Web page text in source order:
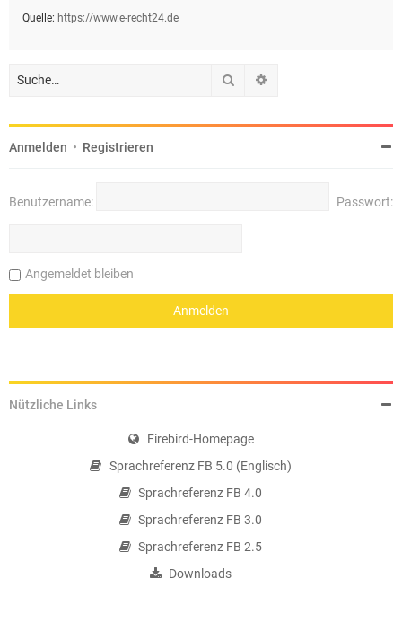
Quelle: https://www.e-recht24.de
Suche
Anmelden • Registrieren
Benutzername: Passwort:
Angemeldet bleiben
Nützliche Links
Firebird-Homepage
Sprachreferenz FB 5.0 (Englisch)
Sprachreferenz FB 4.0
Sprachreferenz FB 3.0
Sprachreferenz FB 2.5
Downloads